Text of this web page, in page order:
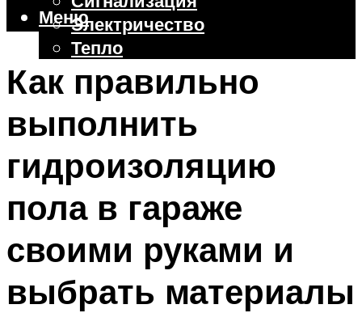
Электричество
Тепло
Крыша
Ворота
Меню
Как правильно
выполнить
гидроизоляцию
пола в гараже
своими руками и
выбрать материалы